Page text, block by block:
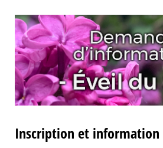
Inscription et information